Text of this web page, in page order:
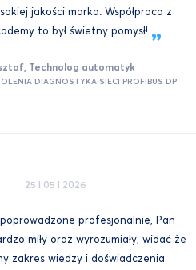
jakości marka. Współpraca z
to był świetnypomysł!
Technolog automatyk
DIAGNOSTYKA SIECI PROFIBUS DP
25 I 05 I 2026
profesjonalnie, Pan
miły oraz wyrozumiały, widać że
zakres wiedzy i doświadczenia